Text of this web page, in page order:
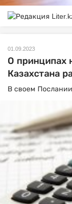
01.09.2023
О принципах
Казахстана
В своем